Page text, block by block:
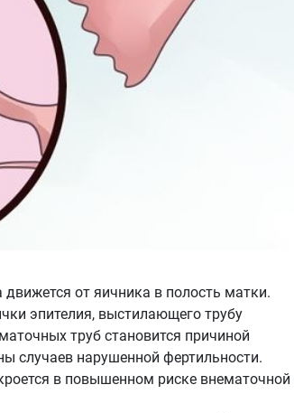
от яичника в полость матки.
эпителия, выстилающего трубу
труб становится причиной
случаев нарушенной фертильности.
в повышенном риске внематочной